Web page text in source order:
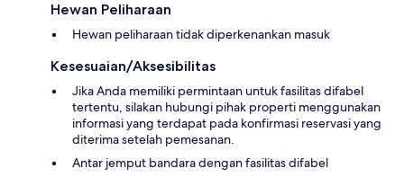
Hewan Peliharaan
Hewan peliharaan tidak diperkenankan masuk
Kesesuaian/Aksesibilitas
Jika Anda memiliki permintaan untuk fasilitas difabel
tertentu, silakan hubungi pihak properti menggunakan
informasi yang terdapat pada konfirmasi reservasi yang
diterima setelah pemesanan.
Antar jemput bandara dengan fasilitas difabel